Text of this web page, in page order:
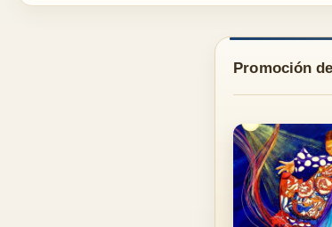
Promoción